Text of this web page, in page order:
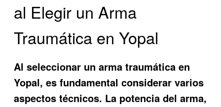
al Elegir un Arma
Traumática en Yopal
Al seleccionar un arma traumática en
Yopal, es fundamental considerar varios
aspectos técnicos. La potencia del arma,